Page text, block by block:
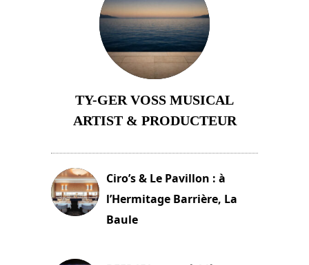
TY-GER VOSS MUSICAL
ARTIST & PRODUCTEUR
Ciro’s & Le Pavillon : à
l’Hermitage Barrière, La
Baule